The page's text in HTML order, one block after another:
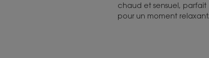
chaud et sensuel, parfait
pour un moment relaxant.